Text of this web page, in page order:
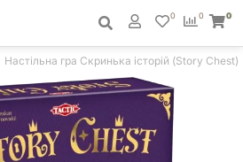
0
0 0
Настільна гра Скринька історій (Story Chest)